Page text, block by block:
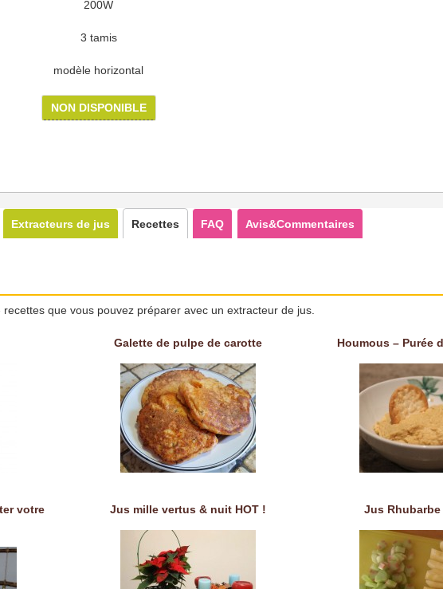
200W
3 tamis
modèle horizontal
NON DISPONIBLE
Extracteurs de jus Recettes FAQ Avis&Commentaires
que vous pouvez préparer avec un extracteur de jus.
Galette de pulpe de carotte Houmous – Purée
votre
Jus mille vertus & nuit HOT ! Jus Rhubarbe